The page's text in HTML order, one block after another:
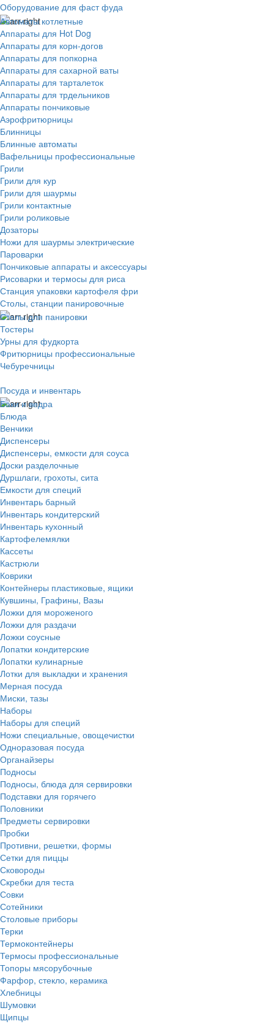
Оборудование для фаст фуда
Автоматы котлетные
Аппараты для Hot Dog
Аппараты для корн-догов
Аппараты для попкорна
Аппараты для сахарной ваты
Аппараты для тарталеток
Аппараты для трдельников
Аппараты пончиковые
Аэрофритюрницы
Блинницы
Блинные автоматы
Вафельницы профессиональные
Грили
Грили для кур
Грили для шаурмы
Грили контактные
Грили роликовые
Дозаторы
Ножи для шаурмы электрические
Пароварки
Пончиковые аппараты и аксессуары
Рисоварки и термосы для риса
Станция упаковки картофеля фри
Столы, станции панировочные
Столы для панировки
Тостеры
Урны для фудкорта
Фритюрницы профессиональные
Чебуречницы
Посуда и инвентарь
Баки и ведра
Блюда
Венчики
Диспенсеры
Диспенсеры, емкости для соуса
Доски разделочные
Дуршлаги, грохоты, сита
Емкости для специй
Инвентарь барный
Инвентарь кондитерский
Инвентарь кухонный
Картофелемялки
Кассеты
Кастрюли
Коврики
Контейнеры пластиковые, ящики
Кувшины, Графины, Вазы
Ложки для мороженого
Ложки для раздачи
Ложки соусные
Лопатки кондитерские
Лопатки кулинарные
Лотки для выкладки и хранения
Мерная посуда
Миски, тазы
Наборы
Наборы для специй
Ножи специальные, овощечистки
Одноразовая посуда
Органайзеры
Подносы
Подносы, блюда для сервировки
Подставки для горячего
Половники
Предметы сервировки
Пробки
Противни, решетки, формы
Сетки для пиццы
Сковороды
Скребки для теста
Совки
Сотейники
Столовые приборы
Терки
Термоконтейнеры
Термосы профессиональные
Топоры мясорубочные
Фарфор, стекло, керамика
Хлебницы
Шумовки
Щипцы